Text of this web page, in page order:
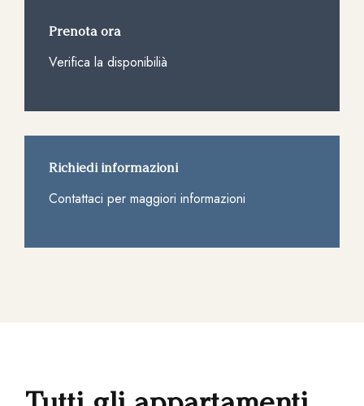
Prenota ora
Verifica la disponibilià
Richiedi informazioni
Contattaci per maggiori informazioni